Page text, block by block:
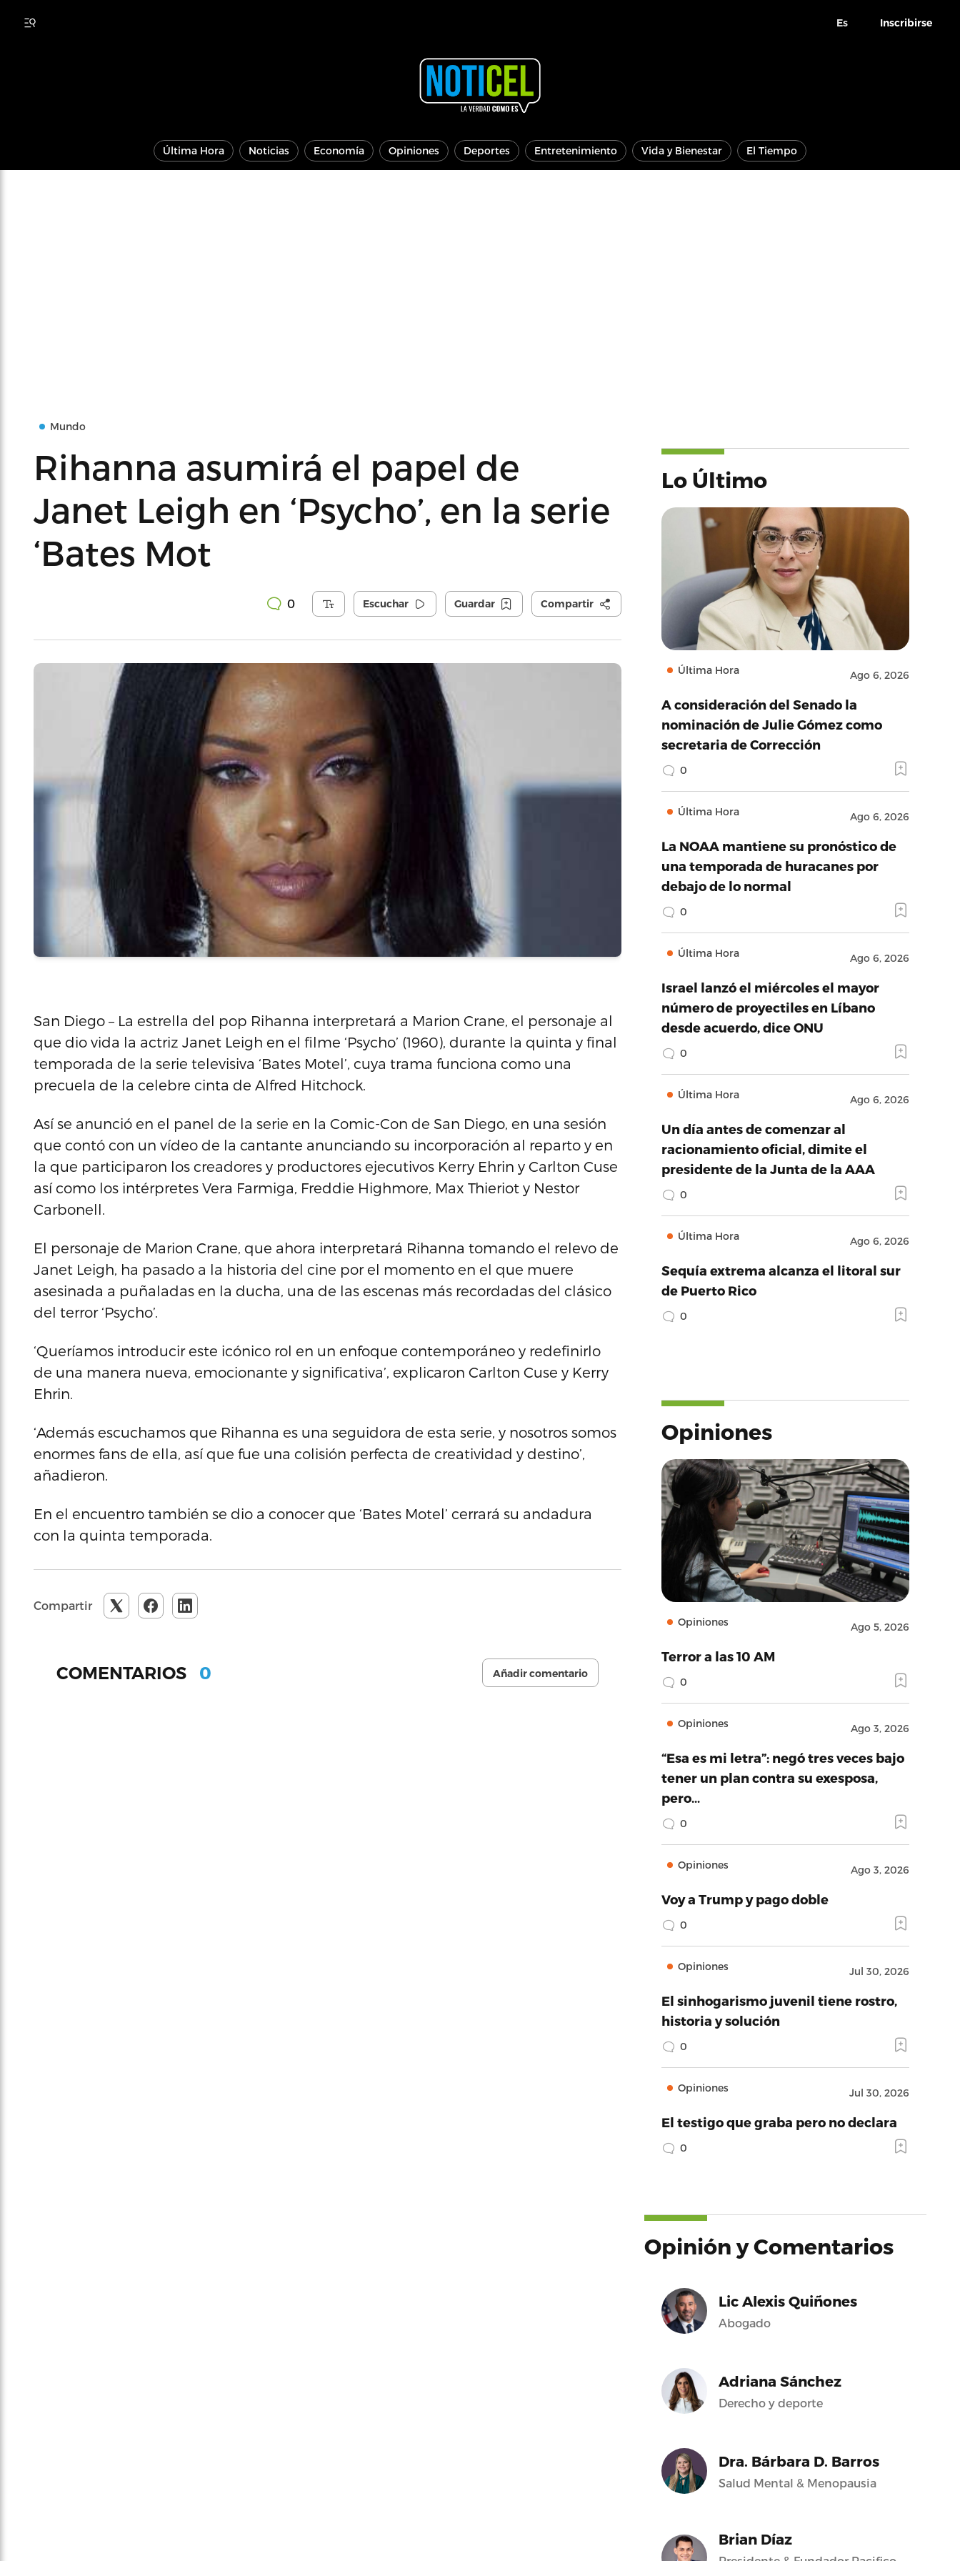
Es Inscribirse
Última Hora Noticias Economía Opiniones Deportes Entretenimiento Vida y Bienestar El Tiempo
Mundo
Rihanna asumirá el papel de
Janet Leigh en ‘Psycho’, en la serie
‘Bates Mot
0 Escuchar Guardar Compartir
San Diego – La estrella del pop Rihanna interpretará a Marion Crane, el personaje al
que dio vida la actriz Janet Leigh en el filme ‘Psycho’ (1960), durante la quinta y final
temporada de la serie televisiva ‘Bates Motel’, cuya trama funciona como una
precuela de la celebre cinta de Alfred Hitchock.
Así se anunció en el panel de la serie en la Comic-Con de San Diego, en una sesión
que contó con un vídeo de la cantante anunciando su incorporación al reparto y en
la que participaron los creadores y productores ejecutivos Kerry Ehrin y Carlton Cuse
así como los intérpretes Vera Farmiga, Freddie Highmore, Max Thieriot y Nestor
Carbonell.
El personaje de Marion Crane, que ahora interpretará Rihanna tomando el relevo de
Janet Leigh, ha pasado a la historia del cine por el momento en el que muere
asesinada a puñaladas en la ducha, una de las escenas más recordadas del clásico
del terror ‘Psycho’.
‘Queríamos introducir este icónico rol en un enfoque contemporáneo y redefinirlo
de una manera nueva, emocionante y significativa’, explicaron Carlton Cuse y Kerry
Ehrin.
‘Además escuchamos que Rihanna es una seguidora de esta serie, y nosotros somos
enormes fans de ella, así que fue una colisión perfecta de creatividad y destino’,
añadieron.
En el encuentro también se dio a conocer que ‘Bates Motel’ cerrará su andadura
con la quinta temporada.
Compartir
COMENTARIOS 0 Añadir comentario
Lo Último
Última Hora Ago 6, 2026
A consideración del Senado la
nominación de Julie Gómez como
secretaria de Corrección
0
Última Hora Ago 6, 2026
La NOAA mantiene su pronóstico de
una temporada de huracanes por
debajo de lo normal
0
Última Hora Ago 6, 2026
Israel lanzó el miércoles el mayor
número de proyectiles en Líbano
desde acuerdo, dice ONU
0
Última Hora Ago 6, 2026
Un día antes de comenzar al
racionamiento oficial, dimite el
presidente de la Junta de la AAA
0
Última Hora Ago 6, 2026
Sequía extrema alcanza el litoral sur
de Puerto Rico
0
Opiniones
Opiniones Ago 5, 2026
Terror a las 10 AM
0
Opiniones Ago 3, 2026
“Esa es mi letra”: negó tres veces bajo
tener un plan contra su exesposa,
pero…
0
Opiniones Ago 3, 2026
Voy a Trump y pago doble
0
Opiniones Jul 30, 2026
El sinhogarismo juvenil tiene rostro,
historia y solución
0
Opiniones Jul 30, 2026
El testigo que graba pero no declara
0
Opinión y Comentarios
Lic Alexis Quiñones
Abogado
Adriana Sánchez
Derecho y deporte
Dra. Bárbara D. Barros
Salud Mental & Menopausia
Brian Díaz